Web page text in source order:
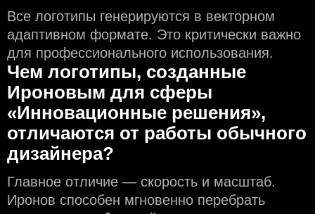
Все логотипы генерируются в векторном
адаптивном формате. Это критически важно
для профессионального использования.
Чем логотипы, созданные
Ироновым для сферы
«Инновационные решения»,
отличаются от работы обычного
дизайнера?
Главное отличие — скорость и масштаб.
Иронов способен мгновенно перебрать